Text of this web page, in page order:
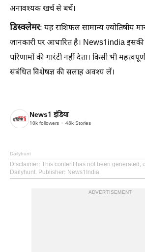
अनावश्यक खर्च से बचें।
डिस्क्लेमर: यह राशिफल सामान्य ज्योतिषीय
जानकारी पर आधारित है। News1india इसकी
परिणामों की गारंटी नहीं देता। किसी भी
संबंधित विशेषज्ञ की सलाह अवश्य लें।
News1 इंडिया
10k followers 48k Stories
Dailyhunt
Disclaimer: This content has not been generated,
Dailyhunt. Publisher: News1India
ADVERTISEMENT